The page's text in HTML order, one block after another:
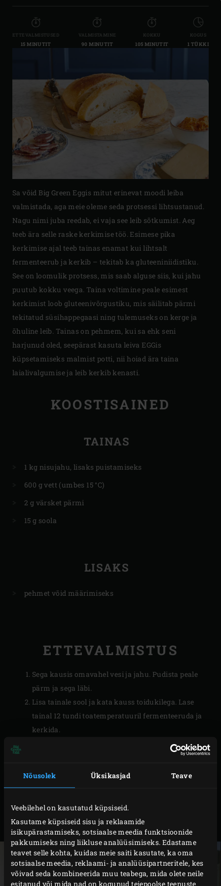
Nõusolek Üksikasjad Teave
Veebilehel on kasutatud küpsiseid.
Kasutame küpsiseid sisu ja reklaamide
isikupärastamiseks, sotsiaalse meedia funktsioonide
pakkumiseks ning liikluse analüüsimiseks. Edastame
teavet selle kohta, kuidas meie saiti kasutate, ka oma
sotsiaalse meedia, reklaami- ja analüüsipartneritele, kes
võivad seda kombineerida muu teabega, mida olete neile
esitanud või mida nad on kogunud teiepoolse teenuste
ETTEVALMISTUSED
15 MINUTIT
VALMISTAMINE
90 MINUTIT
KOKKU
105 MINUTIT
KOGUS
1 TÜKKI
Sa võid Big Green Eggis mitut erinevat moodi leiba
valmistada, aga meie oleme seda protsessi lihtsustanud.
Nagu nimi juba reedab, ei vaja see leib sõtkumist. Aeg
teeb ära selle raske kerkimise töö. Esimese pika
kerkimise ajal teeb tainas enamat kui lihtsalt
fermenteerub ja kerkib – tekitab ka gluteeniniidistiku.
See on loomulik protsess, mis saab alguse siis, kui jahu
puutub kokku veega. Taina voltimine peale esimest
kerkimist loob gluteenivõrgustiku, mis säilitab pärmi
tekitatud süsihappegaasi ning tulemuseks on kerge ja
õhuline leib. Tainas on pehmem, kui sa ehk seni
harjunud oled, seepärast kasuta leiva EGGis
küpsetamiseks malmist potti, nii hoiad ära taina
laialivalgumise ja leib kerkib kenasti.
KOOSTISAINED
TAINAS
1 kg nisujahu, lisaks puistamiseks
600 g vett (umbes 15 °C)
2 g värsket pärmi
15 g soola
LISAKS
pehmet võid määrimiseks
ETTEVALMISTUS
Sega kausis omavahel vesi ja jahu. Pudista peale
pärm ja sega läbi.
Lisa tainale sool ja kata kauss toidukilega. Lase
tainal 12 tundi toatemperatuuril fermenteeruda ja
kerkida.
Puista tööpinnale jahu. Pane tainas lauale ja voldi
kaks külge keskele kokku, seejärel voldi keskele ka
ülejäänud kaks külge. Korda, kuini tainas on kena
vormi saavutanud. Määri
välja ja pane tainas potti, volditud külg allapoole.
Pane potile kaas peale ja lase 3 tundi kerkida.